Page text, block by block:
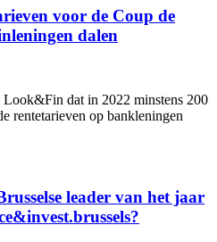
voor de Coup de
dalen
dat in 2022 minstens 200
rentetarieven op bankleningen
leader van het jaar